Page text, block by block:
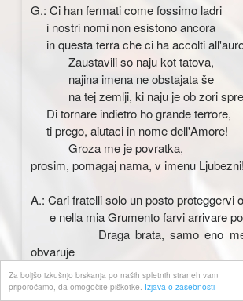
Za boljšo izkušnjo brskanja po naših spletnih straneh vam
priporočamo, da omogočite piškotke. Izjava o zasebnosti
G.: Ci han fermati come fossimo ladri
i nostri nomi non esistono ancora
in questa terra che ci ha accolti
Zaustavili so naju kot tatova,
najina imena ne obstajata še
na tej zemlji, ki naju je ob zori
Di tornare indietro ho grande terrore,
ti prego, aiutaci in nome dell'Amore!
Groza me je povratka,
prosim, pomagaj nama, v imenu Ljubezni!
A.: Cari fratelli solo un posto proteggervi
e nella mia Grumento farvi arrivare
Draga brata, samo eno
obvaruje
in v moj Grumento vaju lahko
Lì c'è un luogo protetto e intestino